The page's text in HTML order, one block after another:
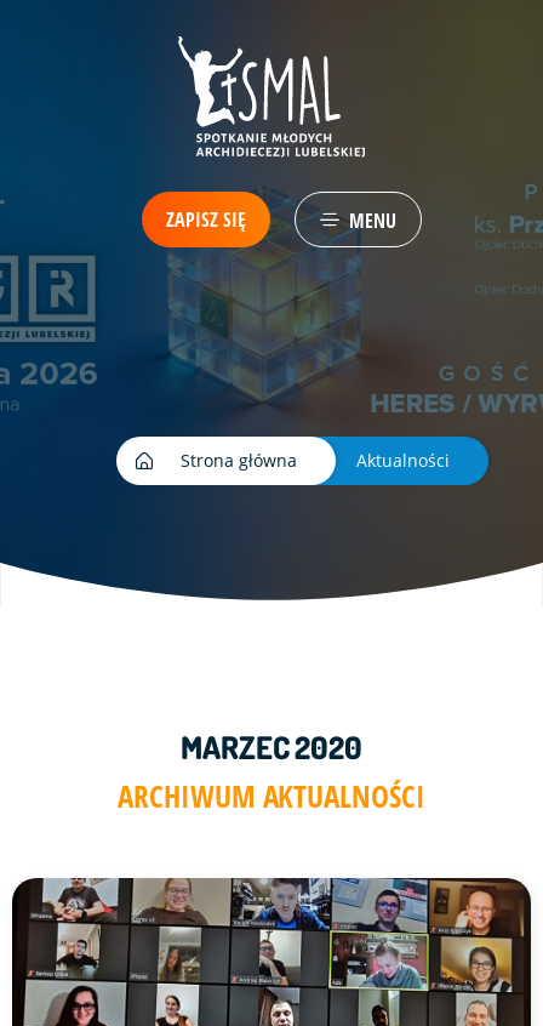
ZAPISZ SIĘ MENU
Strona główna Aktualności
MARZEC 2020
ARCHIWUM AKTUALNOŚCI
Link do artykułu "Spotkanie Organizatorów #SMAL2020"